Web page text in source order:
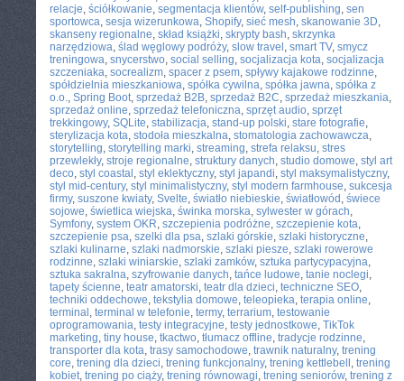
relacje, ściółkowanie, segmentacja klientów, self-publishing, sen
sportowca, sesja wizerunkowa, Shopify, sieć mesh, skanowanie 3D,
skanseny regionalne, skład książki, skrypty bash, skrzynka
narzędziowa, ślad węglowy podróży, slow travel , smart TV, smycz
treningowa, snycerstwo, social selling, socjalizacja kota, socjalizacja
szczeniaka, socrealizm, spacer z psem, spływy kajakowe rodzinne,
spółdzielnia mieszkaniowa, spółka cywilna, spółka jawna, spółka z
o.o., Spring Boot, sprzedaż B2B, sprzedaż B2C, sprzedaż mieszkania,
sprzedaż online, sprzedaż telefoniczna, sprzęt audio, sprzęt
trekkingowy, SQLite, stabilizacja, stand-up polski, stare fotografie,
sterylizacja kota, stodoła mieszkalna, stomatologia zachowawcza,
storytelling, storytelling marki, streaming, strefa relaksu, stres
przewlekły, stroje regionalne, struktury danych, studio domowe, styl art
deco, styl coastal , styl eklektyczny, styl japandi, styl maksymalistyczny,
styl mid-century, styl minimalistyczny, styl modern farmhouse, sukcesja
firmy, suszone kwiaty, Svelte, światło niebieskie, światłowód , świece
sojowe, świetlica wiejska, świnka morska, sylwester w górach,
Symfony, system OKR, szczepienia podróżne, szczepienie kota,
szczepienie psa, szelki dla psa, szlaki górskie, szlaki historyczne,
szlaki kulinarne, szlaki nadmorskie, szlaki piesze, szlaki rowerowe
rodzinne, szlaki winiarskie, szlaki zamków, sztuka partycypacyjna,
sztuka sakralna, szyfrowanie danych, tańce ludowe, tanie noclegi,
tapety ścienne, teatr amatorski, teatr dla dzieci, techniczne SEO,
techniki oddechowe, tekstylia domowe, teleopieka, terapia online,
terminal , terminal w telefonie, termy, terrarium, testowanie
oprogramowania, testy integracyjne, testy jednostkowe, TikTok
marketing, tiny house, tkactwo, tłumacz offline, tradycje rodzinne,
transporter dla kota, trasy samochodowe, trawnik naturalny, trening
core, trening dla dzieci, trening funkcjonalny, trening kettlebell , trening
kobiet, trening po ciąży, trening równowagi, trening seniorów, trening z